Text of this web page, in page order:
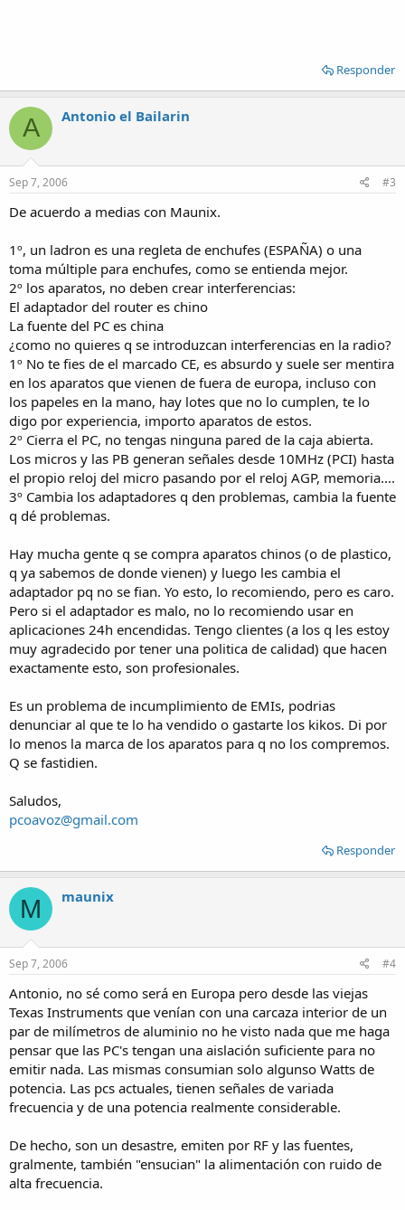
Responder
A Antonio el Bailarin
Sep 7, 2006 #3
De acuerdo a medias con Maunix.
1º, un ladron es una regleta de enchufes (ESPAÑA) o una
toma múltiple para enchufes, como se entienda mejor.
2º los aparatos, no deben crear interferencias:
El adaptador del router es chino
La fuente del PC es china
¿como no quieres q se introduzcan interferencias en la radio?
1º No te fies de el marcado CE, es absurdo y suele ser mentira
en los aparatos que vienen de fuera de europa, incluso con
los papeles en la mano, hay lotes que no lo cumplen, te lo
digo por experiencia, importo aparatos de estos.
2º Cierra el PC, no tengas ninguna pared de la caja abierta.
Los micros y las PB generan señales desde 10MHz (PCI) hasta
el propio reloj del micro pasando por el reloj AGP, memoria....
3º Cambia los adaptadores q den problemas, cambia la fuente
q dé problemas.
Hay mucha gente q se compra aparatos chinos (o de plastico,
q ya sabemos de donde vienen) y luego les cambia el
adaptador pq no se fian. Yo esto, lo recomiendo, pero es caro.
Pero si el adaptador es malo, no lo recomiendo usar en
aplicaciones 24h encendidas. Tengo clientes (a los q les estoy
muy agradecido por tener una politica de calidad) que hacen
exactamente esto, son profesionales.
Es un problema de incumplimiento de EMIs, podrias
denunciar al que te lo ha vendido o gastarte los kikos. Di por
lo menos la marca de los aparatos para q no los compremos.
Q se fastidien.
Saludos,
pcoavoz@gmail.com
Responder
M maunix
Sep 7, 2006 #4
Antonio, no sé como será en Europa pero desde las viejas
Texas Instruments que venían con una carcaza interior de un
par de milímetros de aluminio no he visto nada que me haga
pensar que las PC's tengan una aislación suficiente para no
emitir nada. Las mismas consumian solo algunso Watts de
potencia. Las pcs actuales, tienen señales de variada
frecuencia y de una potencia realmente considerable.
De hecho, son un desastre, emiten por RF y las fuentes,
gralmente, también "ensucian" la alimentación con ruido de
alta frecuencia.